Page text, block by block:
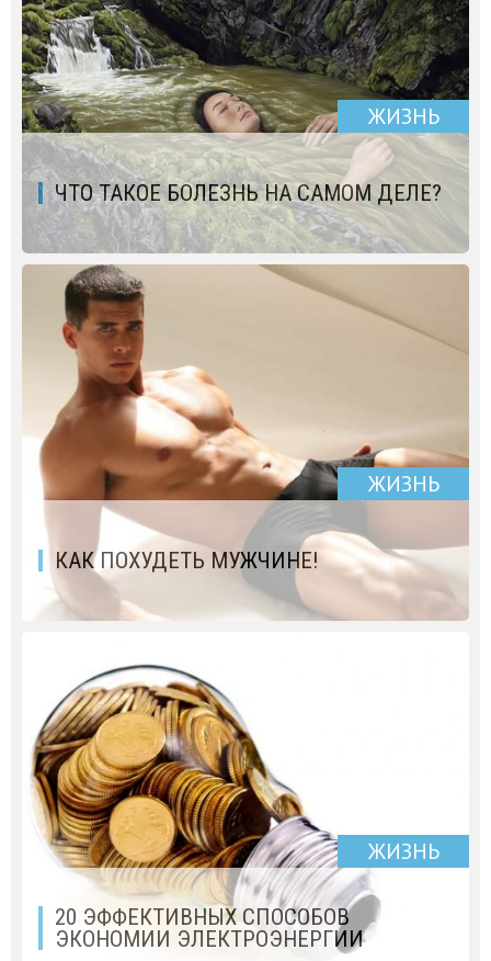
ЖИЗНЬ
ЧТО ТАКОЕ БОЛЕЗНЬ НА САМОМ ДЕЛЕ?
ЖИЗНЬ
КАК ПОХУДЕТЬ МУЖЧИНЕ!
ЖИЗНЬ
20 ЭФФЕКТИВНЫХ СПОСОБОВ
ЭКОНОМИИ ЭЛЕКТРОЭНЕРГИИ